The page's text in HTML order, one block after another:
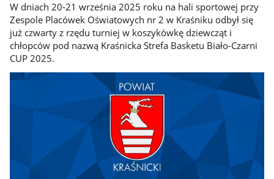
W dniach 20-21 września 2025 roku na hali sportowej przy
Zespole Placówek Oświatowych nr 2 w Kraśniku odbył się
już czwarty z rzędu turniej w koszykówkę dziewcząt i
chłopców pod nazwą Kraśnicka Strefa Basketu Biało-Czarni
CUP 2025.